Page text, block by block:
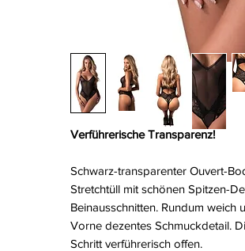
Verführerische Transparenz!
Schwarz-transparenter Ouvert-
Stretchtüll mit schönen Spitzen-
Beinausschnitten. Rundum
Vorne dezentes Schmuckdetail.
Schritt verführerisch offen.